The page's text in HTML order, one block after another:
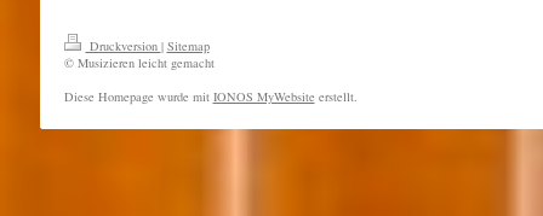
Druckversion | Sitemap
© Musizieren leicht gemacht
Diese Homepage wurde mit IONOS MyWebsite erstellt.